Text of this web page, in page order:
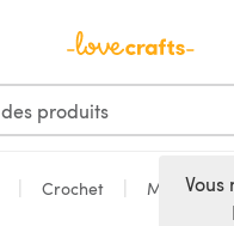
Vous
Crochet Modèles